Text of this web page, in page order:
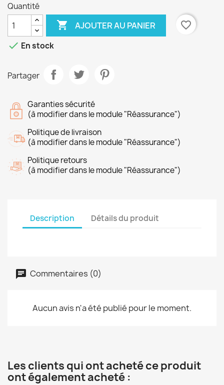
Quantité
 AJOUTER AU PANIER
favorite_border
 En stock
Partager
Garanties sécurité
(à modifier dans le module "Réassurance")
Politique de livraison
(à modifier dans le module "Réassurance")
Politique retours
(à modifier dans le module "Réassurance")
Description Détails du produit
Commentaires (0)
Aucun avis n'a été publié pour le moment.
Les clients qui ont acheté ce produit
ont également acheté :